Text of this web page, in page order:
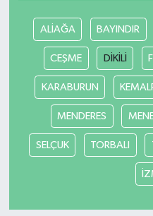
ALİAĞA BAYINDIR
CEŞME DİKİLİ
KARABURUN
MENDERES
SELÇUK TORBALI